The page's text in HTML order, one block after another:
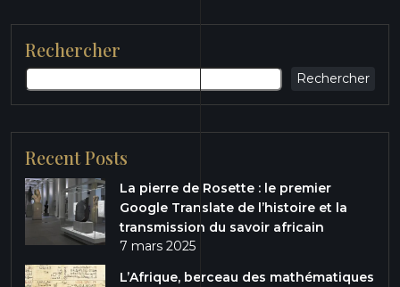
Rechercher
Rechercher
Recent Posts
La pierre de Rosette : le premier
Google Translate de l’histoire et la
transmission du savoir africain
7 mars 2025
L’Afrique, berceau des mathématiques